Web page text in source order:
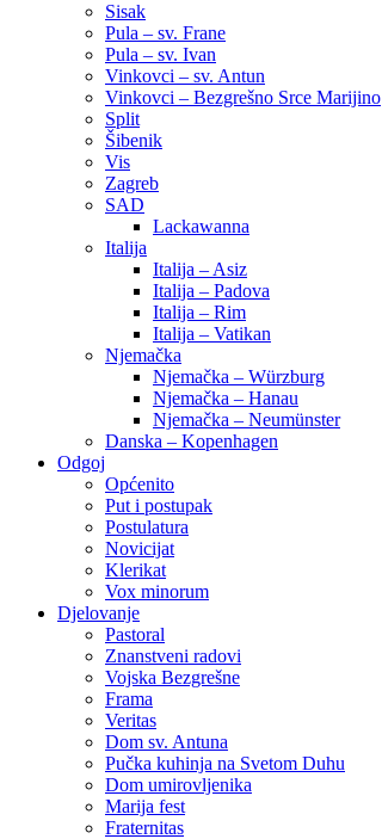
Sisak
Pula – sv. Frane
Pula – sv. Ivan
Vinkovci – sv. Antun
Vinkovci – Bezgrešno Srce Marijino
Split
Šibenik
Vis
Zagreb
SAD
Lackawanna
Italija
Italija – Asiz
Italija – Padova
Italija – Rim
Italija – Vatikan
Njemačka
Njemačka – Würzburg
Njemačka – Hanau
Njemačka – Neumünster
Danska – Kopenhagen
Odgoj
Općenito
Put i postupak
Postulatura
Novicijat
Klerikat
Vox minorum
Djelovanje
Pastoral
Znanstveni radovi
Vojska Bezgrešne
Frama
Veritas
Dom sv. Antuna
Pučka kuhinja na Svetom Duhu
Dom umirovljenika
Marija fest
Fraternitas